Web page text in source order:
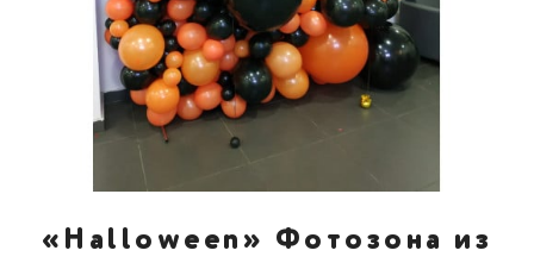
«Halloween» Фотозона из